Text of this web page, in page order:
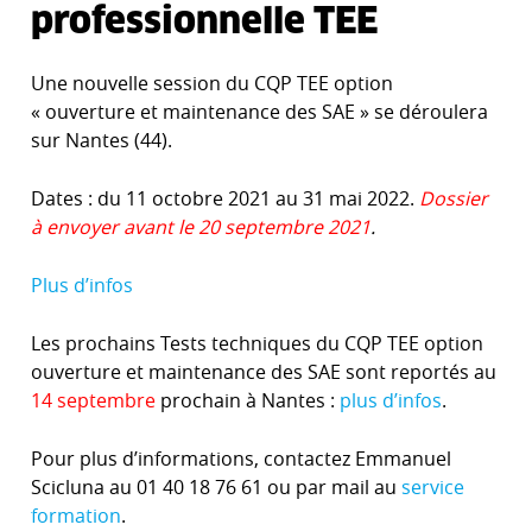
professionnelle TEE
Une nouvelle session du CQP TEE option
« ouverture et maintenance des SAE » se déroulera
sur Nantes (44).
Dates : du 11 octobre 2021 au 31 mai 2022. Dossier
à envoyer avant le 20 septembre 2021.
Plus d’infos
Les prochains Tests techniques du CQP TEE option
ouverture et maintenance des SAE sont reportés au
14 septembre prochain à Nantes : plus d’infos.
Pour plus d’informations, contactez Emmanuel
Scicluna au 01 40 18 76 61 ou par mail au service
formation.